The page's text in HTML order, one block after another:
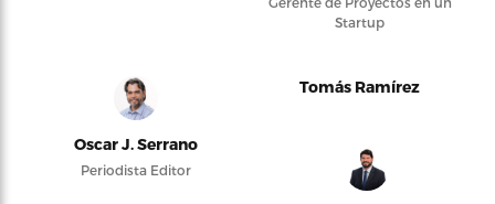
Startup
Oscar J. Serrano
Periodista Editor
Tomás Ramírez